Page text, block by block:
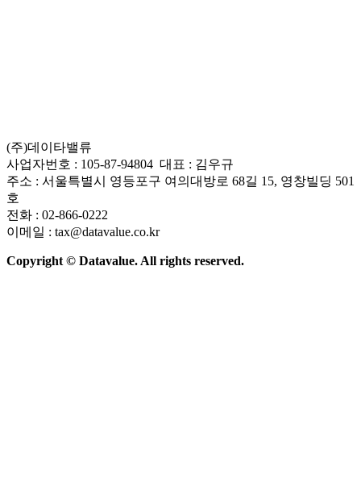
(주)데이타밸류
사업자번호 : 105-87-94804 대표 : 김우규
주소 : 서울특별시 영등포구 여의대방로 68길 15, 영창빌딩 501
호
전화 : 02-866-0222
이메일 : tax@datavalue.co.kr
Copyright © Datavalue. All rights reserved.